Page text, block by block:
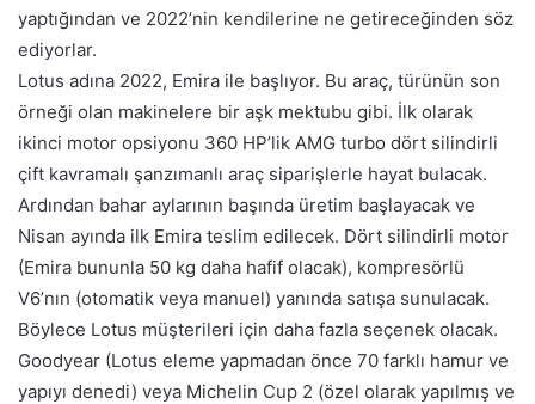
yaptığından ve 2022’nin kendilerine ne getireceğinden söz
ediyorlar.
Lotus adına 2022, Emira ile başlıyor. Bu araç, türünün son
örneği olan makinelere bir aşk mektubu gibi. İlk olarak
ikinci motor opsiyonu 360 HP’lik AMG turbo dört silindirli
çift kavramalı şanzımanlı araç siparişlerle hayat bulacak.
Ardından bahar aylarının başında üretim başlayacak ve
Nisan ayında ilk Emira teslim edilecek. Dört silindirli motor
(Emira bununla 50 kg daha hafif olacak), kompresörlü
V6’nın (otomatik veya manuel) yanında satışa sunulacak.
Böylece Lotus müşterileri için daha fazla seçenek olacak.
Goodyear (Lotus eleme yapmadan önce 70 farklı hamur ve
yapıyı denedi) veya Michelin Cup 2 (özel olarak yapılmış ve